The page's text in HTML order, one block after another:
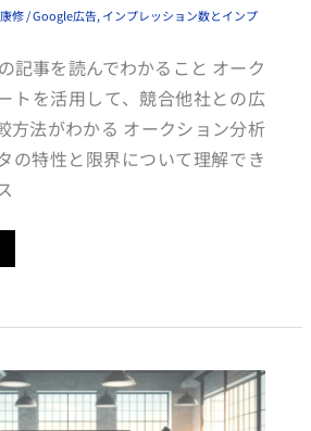
修/Google広告, インプレッション数とインプ
記事を読んでわかること オーク
トを活用して、競合他社との広
方法がわかる オークション分析
の特性と限界について理解でき